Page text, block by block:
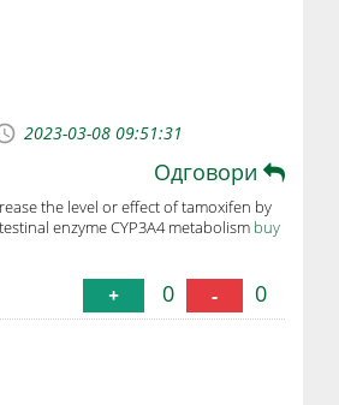
2023-03-08 09:51:31
Одговори
the level or effect of tamoxifen by
enzyme CYP3A4 metabolism buy
+ 0 - 0